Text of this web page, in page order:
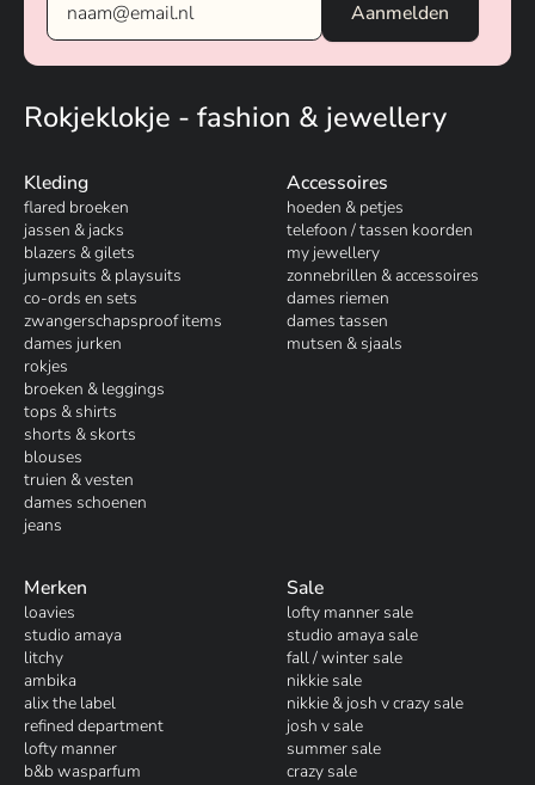
Rokjeklokje - fashion & jewellery
Kleding
flared broeken
jassen & jacks
blazers & gilets
jumpsuits & playsuits
co-ords en sets
zwangerschapsproof items
dames jurken
rokjes
broeken & leggings
tops & shirts
shorts & skorts
blouses
truien & vesten
dames schoenen
jeans
Accessoires
hoeden & petjes
telefoon / tassen koorden
my jewellery
zonnebrillen & accessoires
dames riemen
dames tassen
mutsen & sjaals
Merken
loavies
studio amaya
litchy
ambika
alix the label
refined department
lofty manner
b&b wasparfum
Sale
lofty manner sale
studio amaya sale
fall / winter sale
nikkie sale
nikkie & josh v crazy sale
josh v sale
summer sale
crazy sale